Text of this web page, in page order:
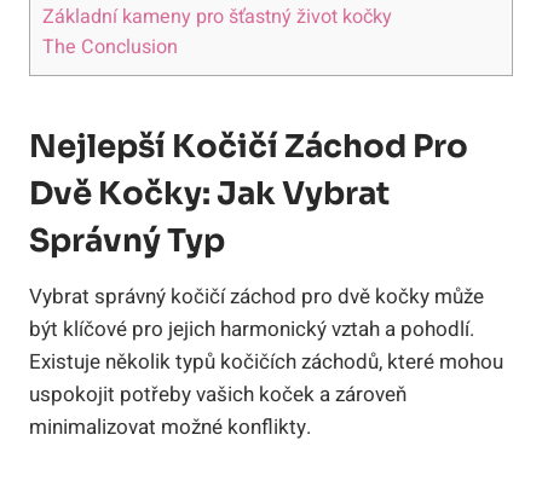
Základní kameny pro šťastný život kočky
The Conclusion
Nejlepší Kočičí Záchod Pro
Dvě Kočky: Jak Vybrat
Správný Typ
Vybrat správný kočičí záchod pro dvě kočky může
být klíčové pro jejich harmonický vztah a pohodlí.
Existuje několik typů kočičích záchodů, které mohou
uspokojit potřeby vašich koček a zároveň
minimalizovat možné konflikty.